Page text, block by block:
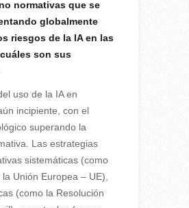
normativas que se
globalmente
riesgos de la IA en las
son sus
uso de la IA en
incipiente, con el
superando la
Las estrategias
sistemáticas (como
Unión Europea – UE),
(como la Resolución